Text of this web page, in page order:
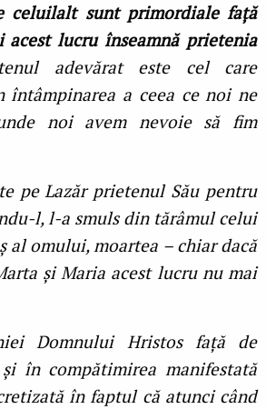
celuilalt sunt primordiale față
acest lucru înseamnă prietenia
adevărat este cel care
întâmpinarea a ceea ce noi ne
noi avem nevoie să fim
pe Lazăr prietenul Său pentru
l, l-a smuls din tărâmul celui
al omului, moartea – chiar dacă
și Maria acest lucru nu mai
Domnului Hristos față de
în compătimirea manifestată
în faptul că atunci când